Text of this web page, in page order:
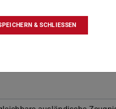
in englischer Sprache
Literatur in Englisch oder
& SCHLIESSEN